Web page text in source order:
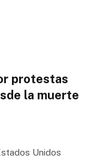
protestas
la muerte
Unidos